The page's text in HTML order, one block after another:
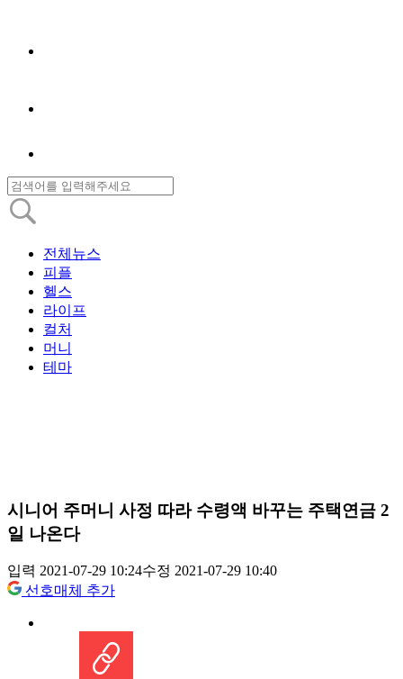
전체뉴스
피플
헬스
라이프
컬처
머니
테마
시니어 주머니 사정 따라 수령액 바꾸는 주택연금 2
일 나온다
입력 2021-07-29 10:24수정 2021-07-29 10:40
선호매체 추가